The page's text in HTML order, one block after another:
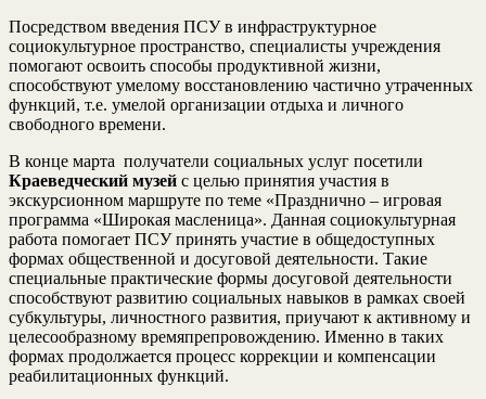
Посредством введения ПСУ в инфраструктурное
социокультурное пространство, специалисты учреждения
помогают освоить способы продуктивной жизни,
способствуют умелому восстановлению частично утраченных
функций, т.е. умелой организации отдыха и личного
свободного времени.
В конце марта получатели социальных услуг посетили
Краеведческий музей с целью принятия участия в
экскурсионном маршруте по теме «Празднично – игровая
программа «Широкая масленица». Данная социокультурная
работа помогает ПСУ принять участие в общедоступных
формах общественной и досуговой деятельности. Такие
специальные практические формы досуговой деятельности
способствуют развитию социальных навыков в рамках своей
субкультуры, личностного развития, приучают к активному и
целесообразному времяпрепровождению. Именно в таких
формах продолжается процесс коррекции и компенсации
реабилитационных функций.